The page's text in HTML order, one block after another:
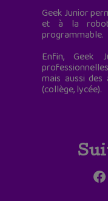
Geek Junior
et à la
programmable.
Enfin, Geek
mais aussi
(collège, lycée).